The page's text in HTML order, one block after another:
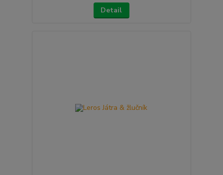
Detail